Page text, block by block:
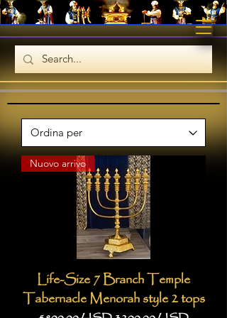
Nuovo arrivo
Life-Size 7 Branch Temple
Tabernacle Menorah style 2 tops